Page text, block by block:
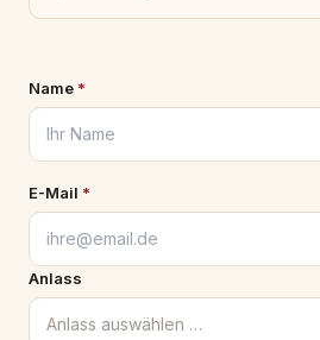
Name *
E-Mail *
Anlass